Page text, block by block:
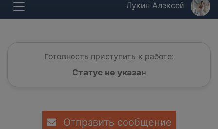
Лукин Алексей
Готовность приступить к работе:
Статус не указан
Отправить сообщение